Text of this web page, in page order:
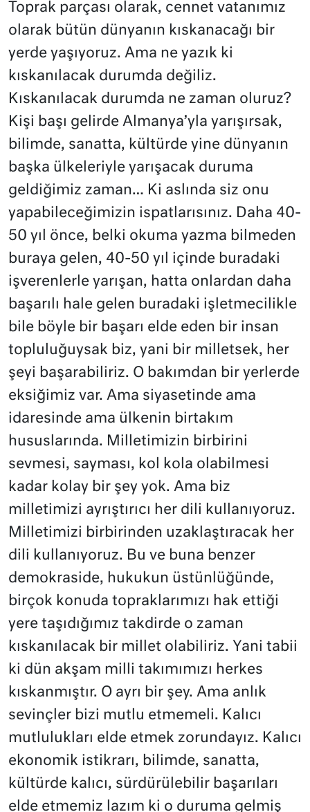
Toprak parçası olarak, cennet vatanımız
olarak bütün dünyanın kıskanacağı bir
yerde yaşıyoruz. Ama ne yazık ki
kıskanılacak durumda değiliz.
Kıskanılacak durumda ne zaman oluruz?
Kişi başı gelirde Almanya’yla yarışırsak,
bilimde, sanatta, kültürde yine dünyanın
başka ülkeleriyle yarışacak duruma
geldiğimiz zaman… Ki aslında siz onu
yapabileceğimizin ispatlarısınız. Daha 40-
50 yıl önce, belki okuma yazma bilmeden
buraya gelen, 40-50 yıl içinde buradaki
işverenlerle yarışan, hatta onlardan daha
başarılı hale gelen buradaki işletmecilikle
bile böyle bir başarı elde eden bir insan
topluluğuysak biz, yani bir milletsek, her
şeyi başarabiliriz. O bakımdan bir yerlerde
eksiğimiz var. Ama siyasetinde ama
idaresinde ama ülkenin birtakım
hususlarında. Milletimizin birbirini
sevmesi, sayması, kol kola olabilmesi
kadar kolay bir şey yok. Ama biz
milletimizi ayrıştırıcı her dili kullanıyoruz.
Milletimizi birbirinden uzaklaştıracak her
dili kullanıyoruz. Bu ve buna benzer
demokraside, hukukun üstünlüğünde,
birçok konuda topraklarımızı hak ettiği
yere taşıdığımız takdirde o zaman
kıskanılacak bir millet olabiliriz. Yani tabii
ki dün akşam milli takımımızı herkes
kıskanmıştır. O ayrı bir şey. Ama anlık
sevinçler bizi mutlu etmemeli. Kalıcı
mutlulukları elde etmek zorundayız. Kalıcı
ekonomik istikrarı, bilimde, sanatta,
kültürde kalıcı, sürdürülebilir başarıları
elde etmemiz lazım ki o duruma gelmiş